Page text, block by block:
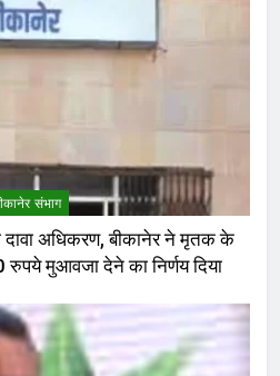
संभाग
दावा अधिकरण, बीकानेर ने मृतक के
मुआवजा देने का निर्णय दिया